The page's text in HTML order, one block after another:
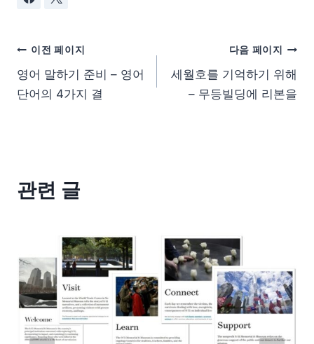
이전 페이지
영어 말하기 준비 – 영어
단어의 4가지 결
다음 페이지
세월호를 기억하기 위해
– 무등빌딩에 리본을
관련 글